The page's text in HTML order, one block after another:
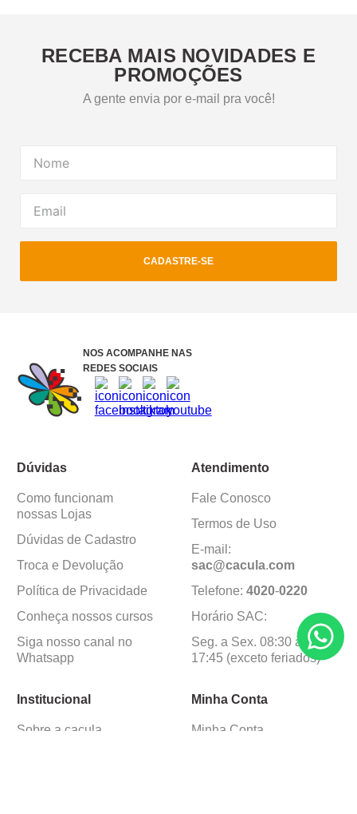
RECEBA MAIS NOVIDADES E
PROMOÇÕES
A gente envia por e-mail pra você!
CADASTRE-SE
NOS ACOMPANHE NAS
REDES SOCIAIS
Dúvidas
Como funcionam
nossas Lojas
Dúvidas de Cadastro
Troca e Devolução
Política de Privacidade
Conheça nossos cursos
Siga nosso canal no
Whatsapp
Atendimento
Fale Conosco
Termos de Uso
E-mail:
sac@cacula.com
Telefone: 4020-0220
Horário SAC:
Seg. a Sex. 08:30 às
17:45 (exceto feriados)
Institucional
Sobre a caçula
Minha Conta
Minha Conta